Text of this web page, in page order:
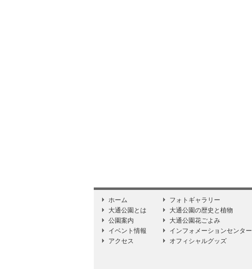
ホーム
大通公園とは
公園案内
イベント情報
アクセス
フォトギャラリー
大通公園の歴史と植物
大通公園花ごよみ
インフォメーションセンター
オフィシャルグッズ